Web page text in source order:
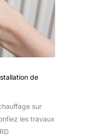
de
sur
les travaux